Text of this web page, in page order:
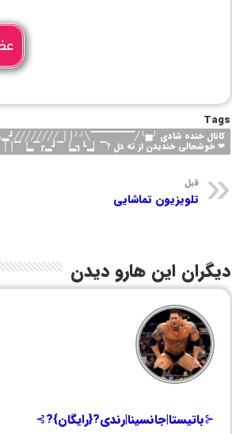
Tags
کانال خنده شادی ╯▅╰╱▔▔▔▔▔▔▔╲╯╯
❤ خوشحالی خندیدن از ته دل ?▔▏▂┗┓▂▕▔┛▂┏▔▂▕▔
قبل
تلویزیون تماشایی
دیگران این هارو دیدن
⊰باتیستا|جانسینا|رندی?{رایگان}?⊱